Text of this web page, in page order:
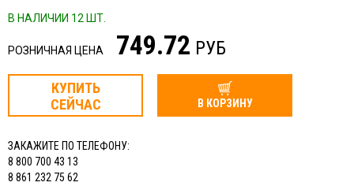
В НАЛИЧИИ 12 ШТ.
РОЗНИЧНАЯ ЦЕНА 749.72 РУБ
КУПИТЬ
СЕЙЧАС
В КОРЗИНУ
ЗАКАЖИТЕ ПО ТЕЛЕФОНУ:
8 800 700 43 13
8 861 232 75 62